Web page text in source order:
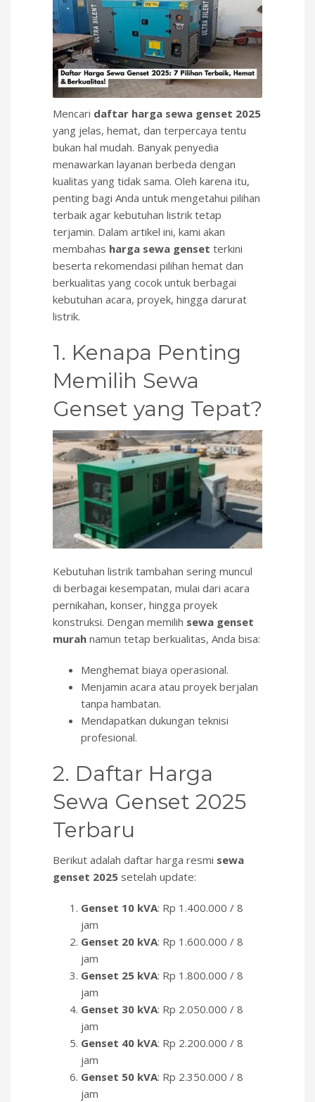
Mencari daftar harga sewa genset 2025
yang jelas, hemat, dan terpercaya tentu
bukan hal mudah. Banyak penyedia
menawarkan layanan berbeda dengan
kualitas yang tidak sama. Oleh karena itu,
penting bagi Anda untuk mengetahui pilihan
terbaik agar kebutuhan listrik tetap
terjamin. Dalam artikel ini, kami akan
membahas harga sewa genset terkini
beserta rekomendasi pilihan hemat dan
berkualitas yang cocok untuk berbagai
kebutuhan acara, proyek, hingga darurat
listrik.
1. Kenapa Penting
Memilih Sewa
Genset yang Tepat?
Kebutuhan listrik tambahan sering muncul
di berbagai kesempatan, mulai dari acara
pernikahan, konser, hingga proyek
konstruksi. Dengan memilih sewa genset
murah namun tetap berkualitas, Anda bisa:
Menghemat biaya operasional.
Menjamin acara atau proyek berjalan
tanpa hambatan.
Mendapatkan dukungan teknisi
profesional.
2. Daftar Harga
Sewa Genset 2025
Terbaru
Berikut adalah daftar harga resmi sewa
genset 2025 setelah update:
Genset 10 kVA: Rp 1.400.000 / 8
jam
Genset 20 kVA: Rp 1.600.000 / 8
jam
Genset 25 kVA: Rp 1.800.000 / 8
jam
Genset 30 kVA: Rp 2.050.000 / 8
jam
Genset 40 kVA: Rp 2.200.000 / 8
jam
Genset 50 kVA: Rp 2.350.000 / 8
jam